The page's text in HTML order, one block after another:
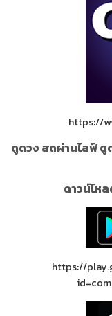
https://
ดูดวง สดผ่านไลฟ์
ดาวน์โห
https://